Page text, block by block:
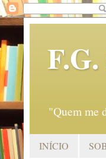
"Quem me
INÍCIO